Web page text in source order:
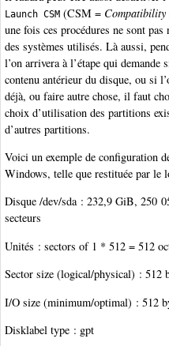
Launch CSM (CSM = Compatibility
une fois ces procédures ne sont
des systèmes utilisés. Là aussi,
l’on arrivera à l’étape qui
contenu antérieur du disque, ou si
déjà, ou faire autre chose, il faut
choix d’utilisation des partitions
d’autres partitions.
Voici un exemple de configuration
Windows, telle que restituée par le
Disque /dev/sda : 232,9 GiB, 250
secteurs
Unités : sectors of 1 * 512 = 512
Sector size (logical/physical) : 512
I/O size (minimum/optimal) : 512
Disklabel type : gpt